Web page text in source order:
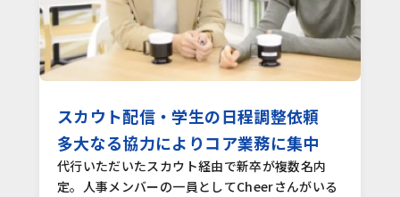
スカウト配信・学生の日程調整依頼
多大なる協力によりコア業務に集中
代行いただいたスカウト経由で新卒が複数名内
定。人事メンバーの一員としてCheerさんがいる